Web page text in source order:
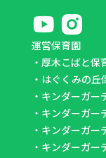
運営保育園
・ 厚木こばと保
・ はぐくみの丘
・ キンダーガー
・ キンダーガー
・ キンダーガー
・ キンダーガー